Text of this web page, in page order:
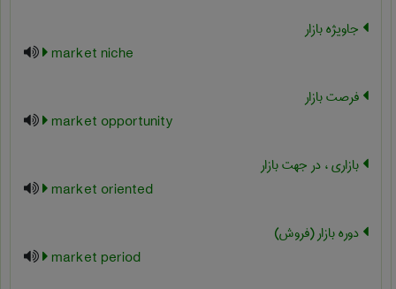
جاویژه بازار
market niche
فرصت بازار
market opportunity
بازاری ، در جهت بازار
market oriented
دوره بازار (فروش)
market period